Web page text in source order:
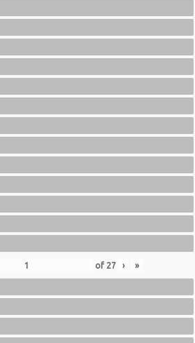
of 27 › »